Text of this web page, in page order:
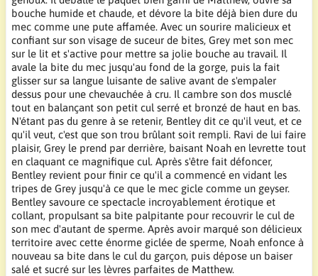
bouche humide et chaude, et dévore la bite déjà bien dure du
mec comme une pute affamée. Avec un sourire malicieux et
confiant sur son visage de suceur de bites, Grey met son mec
sur le lit et s'active pour mettre sa jolie bouche au travail. Il
avale la bite du mec jusqu'au fond de la gorge, puis la fait
glisser sur sa langue luisante de salive avant de s'empaler
dessus pour une chevauchée à cru. Il cambre son dos musclé
tout en balançant son petit cul serré et bronzé de haut en bas.
N'étant pas du genre à se retenir, Bentley dit ce qu'il veut, et ce
qu'il veut, c'est que son trou brûlant soit rempli. Ravi de lui faire
plaisir, Grey le prend par derrière, baisant Noah en levrette tout
en claquant ce magnifique cul. Après s'être fait défoncer,
Bentley revient pour finir ce qu'il a commencé en vidant les
tripes de Grey jusqu'à ce que le mec gicle comme un geyser.
Bentley savoure ce spectacle incroyablement érotique et
collant, propulsant sa bite palpitante pour recouvrir le cul de
son mec d'autant de sperme. Après avoir marqué son délicieux
territoire avec cette énorme giclée de sperme, Noah enfonce à
nouveau sa bite dans le cul du garçon, puis dépose un baiser
salé et sucré sur les lèvres parfaites de Matthew.